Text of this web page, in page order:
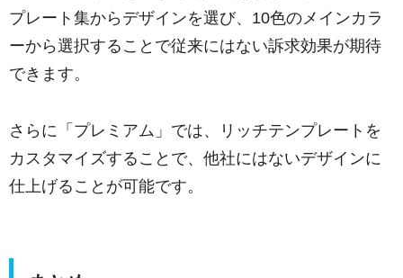
プレート集からデザインを選び、10色のメインカラ
ーから選択することで従来にはない訴求効果が期待
できます。
さらに「プレミアム」では、リッチテンプレートを
カスタマイズすることで、他社にはないデザインに
仕上げることが可能です。